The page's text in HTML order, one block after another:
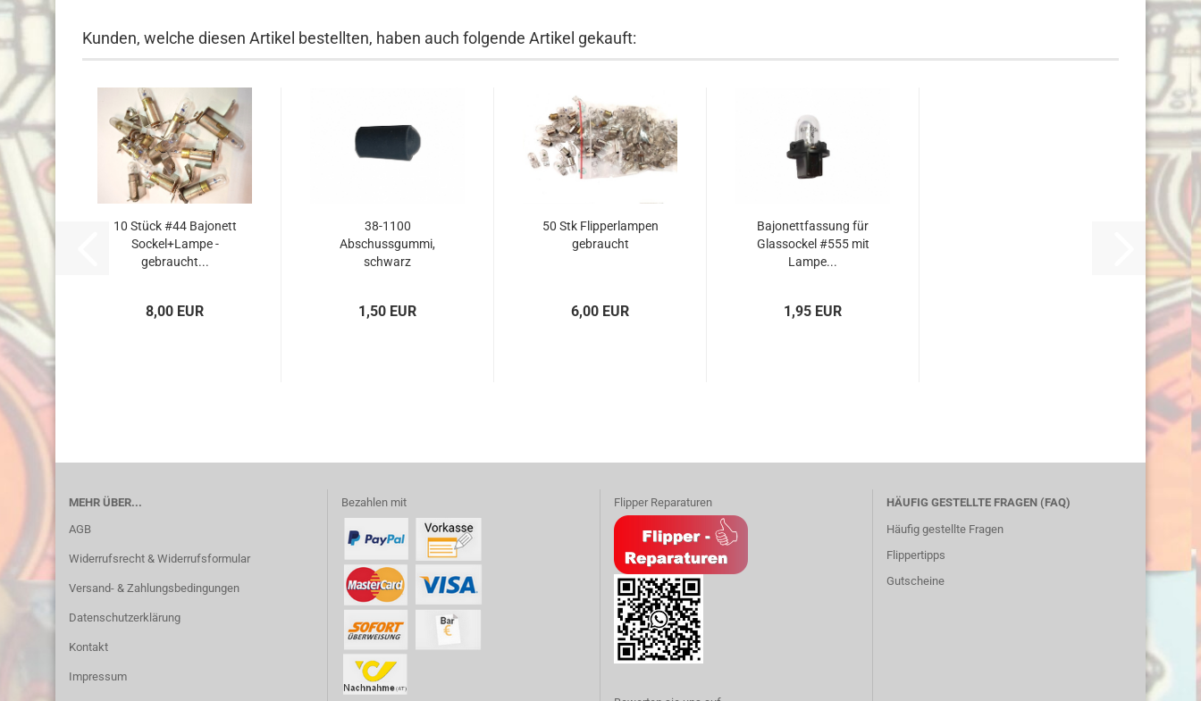
Kunden, welche diesen Artikel bestellten, haben auch folgende Artikel gekauft:
10 Stück #44 Bajonett
Sockel+Lampe -
gebraucht...
8,00 EUR
38-1100
Abschussgummi,
schwarz
1,50 EUR
50 Stk Flipperlampen
gebraucht
6,00 EUR
Bajonettfassung für
Glassockel #555 mit
Lampe...
1,95 EUR
MEHR ÜBER...
AGB
Widerrufsrecht & Widerrufsformular
Versand- & Zahlungsbedingungen
Datenschutzerklärung
Kontakt
Impressum
Bezahlen mit Flipper Reparaturen
HÄUFIG GESTELLTE FRAGEN (FAQ)
Häufig gestellte Fragen
Flippertipps
Gutscheine